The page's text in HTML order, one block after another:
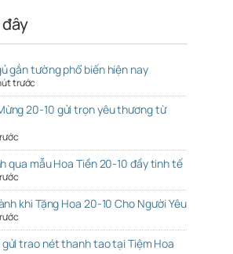
gắn tường phổ biến hiện nay
trước
20-10 gửi trọn yêu thương từ
qua mẫu Hoa Tiền 20-10 đầy tinh tế
khi Tặng Hoa 20-10 Cho Người Yêu
trao nét thanh tao tại Tiệm Hoa